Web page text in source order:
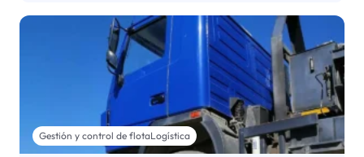
Gestión y control de flotaLogística